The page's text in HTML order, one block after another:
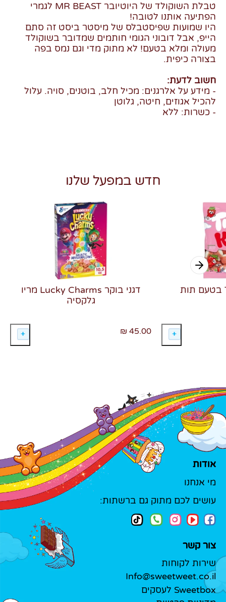
טבלת השוקולד של היוטיובר MR BEAST לגמרי
הפתיעה אותנו לטובה!
היו שמועות שפיסטבלס של מיסטר ביסט זה סתם
הייפ, אבל דובוני הגומי חותמים שמדובר בשוקולד
מעולה ומלא בטעם! לא מתוק מדי וגם נמס בפה
בצורה כיפית.
חשוב לדעת:
- מידע על אלרגנים: מכיל חלב, בוטנים, סויה. עלול
להכיל אגוזים, חיטה, גלוטן
- כשרות: ללא
חדש במפעל שלנו
דגני בוקר Lucky Charms מריו
גלקסיה
45.00 ₪
אודות
מי אנחנו
עושים לכם מתוק גם ברשתות:
צור קשר
שירות לקוחות
Info@sweetweet.co.il
Sweetbox לעסקים